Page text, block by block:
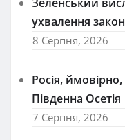
ухвалення
8 Серпня, 2026
Росія,
Південна Осетія
7 Серпня, 2026